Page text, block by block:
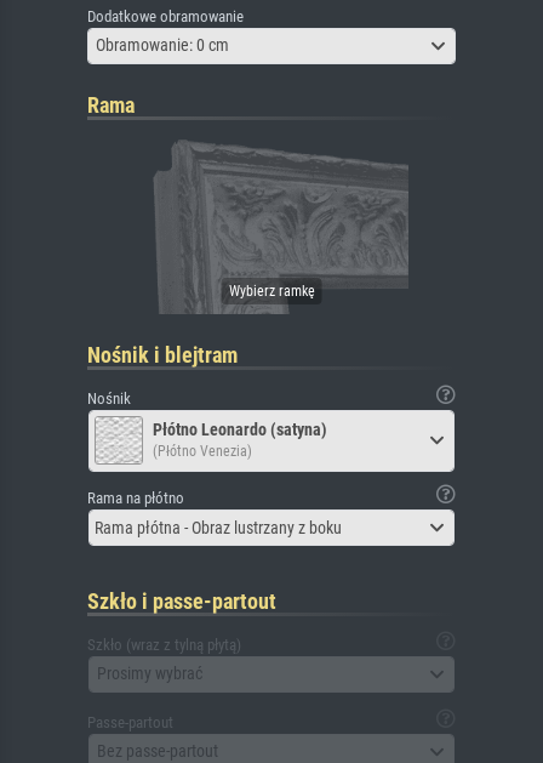
Dodatkowe obramowanie
Obramowanie: 0 cm
Rama
Nośnik i blejtram
Nośnik
Płótno Leonardo (satyna)
(Płótno Venezia)
Rama na płótno
Rama płótna - Obraz lustrzany z boku
Szkło i passe-partout
Szkło (wraz z tylną płytą)
Prosimy wybrać
Passe-partout
Bez passe-partout